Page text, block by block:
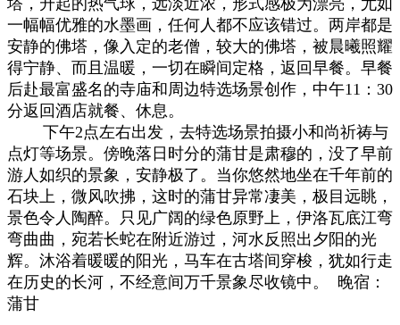
塔，升起的热气球，远淡近浓，形式感极为漂亮，尤如
一幅幅优雅的水墨画，任何人都不应该错过。两岸都是
安静的佛塔，像入定的老僧，较大的佛塔，被晨曦照耀
得宁静、而且温暖，一切在瞬间定格，返回早餐。早餐
后赴最富盛名的寺庙和周边特选场景创作，中午11：30
分返回酒店就餐、休息。
下午2点左右出发，去特选场景拍摄小和尚祈祷与
点灯等场景。傍晚落日时分的蒲甘是肃穆的，没了早前
游人如织的景象，安静极了。当你悠然地坐在千年前的
石块上，微风吹拂，这时的蒲甘异常凄美，极目远眺，
景色令人陶醉。只见广阔的绿色原野上，伊洛瓦底江弯
弯曲曲，宛若长蛇在附近游过，河水反照出夕阳的光
辉。沐浴着暖暖的阳光，马车在古塔间穿梭，犹如行走
在历史的长河，不经意间万千景象尽收镜中。 晚宿：
蒲甘